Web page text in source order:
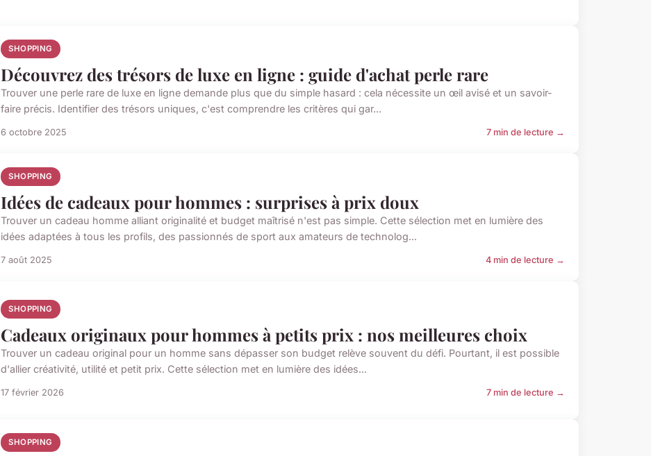
SHOPPING
Découvrez des trésors de luxe en ligne : guide d'achat perle rare
Trouver une perle rare de luxe en ligne demande plus que du simple hasard : cela nécessite un œil avisé et un savoir-
faire précis. Identifier des trésors uniques, c'est comprendre les critères qui gar...
6 octobre 2025 7 min de lecture →
SHOPPING
Idées de cadeaux pour hommes : surprises à prix doux
Trouver un cadeau homme alliant originalité et budget maîtrisé n'est pas simple. Cette sélection met en lumière des
idées adaptées à tous les profils, des passionnés de sport aux amateurs de technolog...
7 août 2025 4 min de lecture →
SHOPPING
Cadeaux originaux pour hommes à petits prix : nos meilleures choix
Trouver un cadeau original pour un homme sans dépasser son budget relève souvent du défi. Pourtant, il est possible
d'allier créativité, utilité et petit prix. Cette sélection met en lumière des idées...
17 février 2026 7 min de lecture →
SHOPPING